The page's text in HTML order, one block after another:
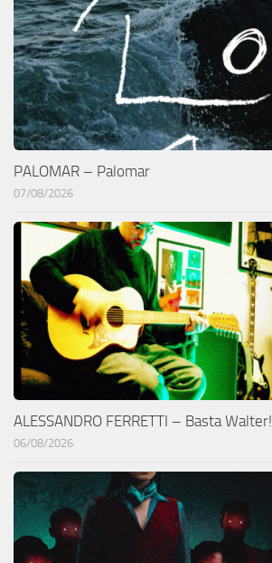
PALOMAR – Palomar
07/08/2026
ALESSANDRO FERRETTI – Basta Walter!
06/08/2026